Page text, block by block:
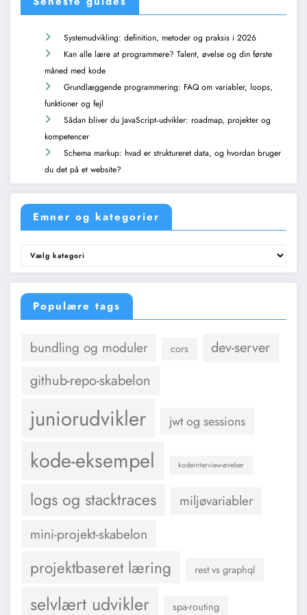
Systemudvikling: definition, metoder og praksis i 2026
Kan alle lære at programmere? Talent, øvelse og din første
måned med kode
Grundlæggende programmering: FAQ om variabler, loops,
funktioner og fejl
Sådan bliver du JavaScript‑udvikler: roadmap, projekter og
kompetencer
Schema markup: hvad er struktureret data, og hvordan bruger
du det på et website?
Emner og kategorier
kategorier
Populære tags
bundling og moduler cors
dev-server
github-repo-skabelon
juniorudvikler jwt og sessions
kode-eksempel kodeinterview-øvelser
logs og stacktraces miljøvariabler
mini-projekt-skabelon
projektbaseret læring rest vs graphql
selvlært udvikler spa-routing